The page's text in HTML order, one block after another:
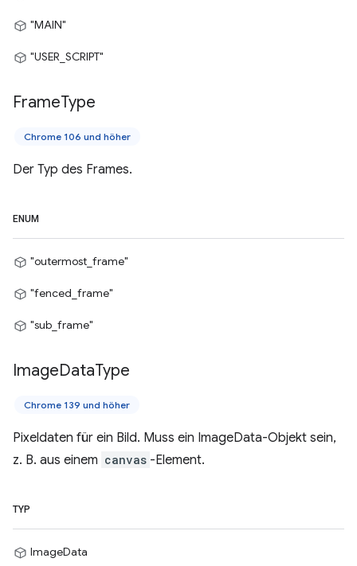
"MAIN"
"USER_SCRIPT"
FrameType
Chrome 106 und höher
Der Typ des Frames.
ENUM
"outermost_frame"
"fenced_frame"
"sub_frame"
ImageDataType
Chrome 139 und höher
Pixeldaten für ein Bild. Muss ein ImageData-Objekt sein,
z. B. aus einem canvas -Element.
TYP
ImageData